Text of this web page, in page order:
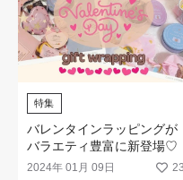
特集
バレンタインラッピングが
バラエティ豊富に新登場♡
2024年 01月 09日 23